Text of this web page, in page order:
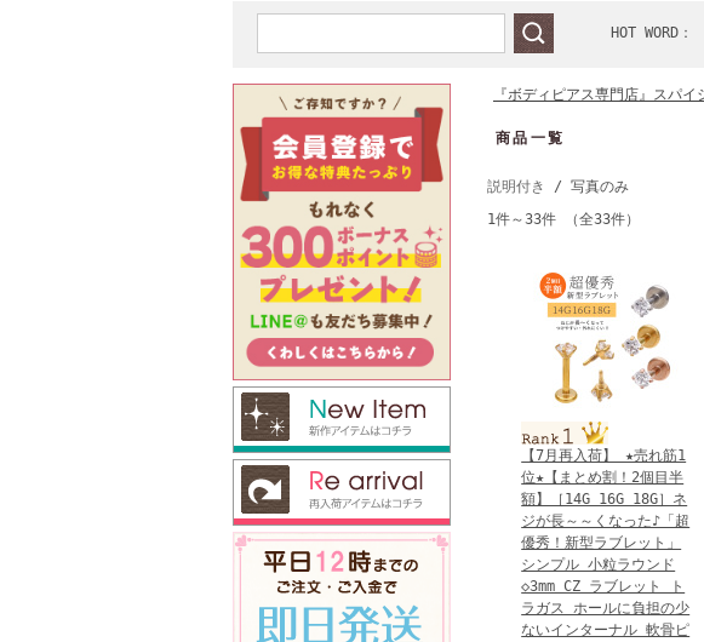
HOT WORD：
『ボディピアス専門店』スパイ
商品一覧
説明付き
/ 写真のみ
1件～33件 （全33件）
【7月再入荷】 ★売れ筋1
位★【まとめ割！2個目半
額】［14G 16G 18G］ネ
ジが長～～くなった♪「超
優秀！新型ラブレット」
シンプル 小粒ラウンド
◇3mm CZ ラブレット ト
ラガス ホールに負担の少
ないインターナル 軟骨ピ